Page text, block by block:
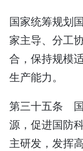
国家统筹规划
家主导、分工
合，保持规模
生产能力。
第三十五条
源，促进国防
主研发，发挥